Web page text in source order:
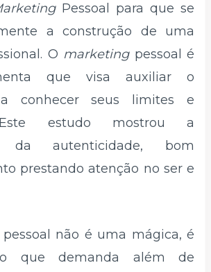
Pessoal para que se
a construção de uma
O marketingpessoal é
que visa auxiliar o
a conhecer seus limites e
estudo mostrou a
da autenticidade, bom
prestando atenção no ser e
não é uma mágica, é
que demanda além de